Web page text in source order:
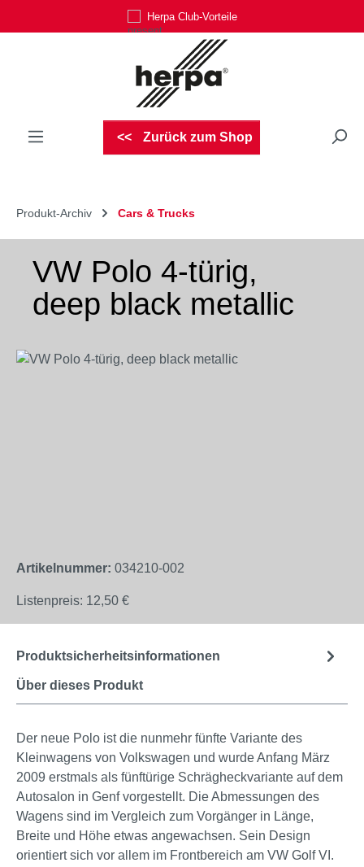
Zum Hauptinhalt springenHerpa Club-Vorteile
Zurück zum Shop
Produkt-Archiv Cars & Trucks
VW Polo 4-türig,
deep black metallic
Bildergalerie überspringen
Artikelnummer: 034210-002
Listenpreis: 12,50 €
Über dieses Produkt
Produktsicherheitsinformationen
Der neue Polo ist die nunmehr fünfte Variante des
Kleinwagens von Volkswagen und wurde Anfang März
2009 erstmals als fünftürige Schrägheckvariante auf dem
Autosalon in Genf vorgestellt. Die Abmessungen des
Wagens sind im Vergleich zum Vorgänger in Länge,
Breite und Höhe etwas angewachsen. Sein Design
orientiert sich vor allem im Frontbereich am VW Golf VI.